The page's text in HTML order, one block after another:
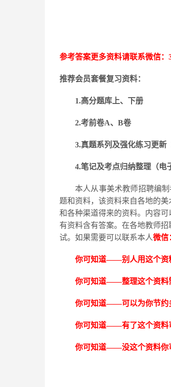
参考答案更多资料请联系微信：
推荐会员套餐复习资料：
1.高分题库上、下册
2.考前卷A、B卷
3.真题系列及强化练习更新
4.笔记及考点归纳整理（电
本人从事美术教师招聘编
题和资料，该资料来自各地的
和各种渠道得来的资料。内容
有资料含有答案。在各地教师
试。如果需要可以联系本人微信
你可知道——别人用这个资
你可知道——整理这个资料
你可知道——可以为你节约
你可知道——有了这个资料
你可知道——没这个资料你